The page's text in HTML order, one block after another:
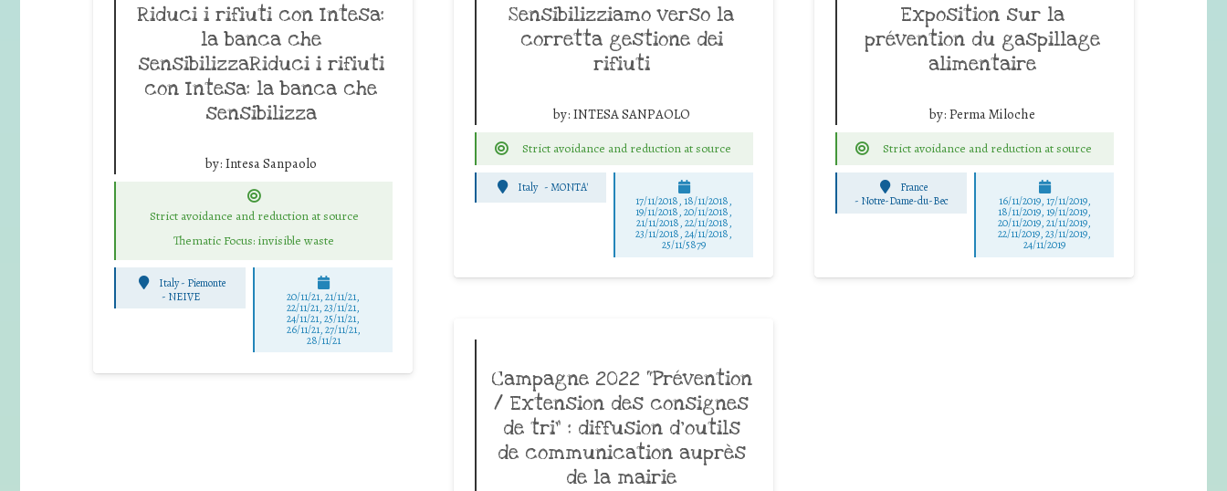
Riduci i rifiuti con Intesa:
la banca che
sensibilizzaRiduci i rifiuti
con Intesa: la banca che
sensibilizza
by: Intesa Sanpaolo
Strict avoidance and reduction at source
Thematic Focus: invisible waste
Italy - Piemonte
- NEIVE 20/11/21, 21/11/21,
22/11/21, 23/11/21,
24/11/21, 25/11/21,
26/11/21, 27/11/21,
28/11/21
Sensibilizziamo verso la
corretta gestione dei
rifiuti
by: INTESA SANPAOLO
Strict avoidance and reduction at source
Italy -MONTA'
17/11/2018, 18/11/2018,
19/11/2018, 20/11/2018,
21/11/2018, 22/11/2018,
23/11/2018, 24/11/2018,
25/11/5879
Exposition sur la
prévention du gaspillage
alimentaire
by: Perma Miloche
Strict avoidance and reduction at source
France
- Notre-Dame-du-Bec 16/11/2019, 17/11/2019,
18/11/2019, 19/11/2019,
20/11/2019, 21/11/2019,
22/11/2019, 23/11/2019,
24/11/2019
Campagne 2022 “Prévention
/ Extension des consignes
de tri” : diffusion d’outils
de communication auprès
de la mairie